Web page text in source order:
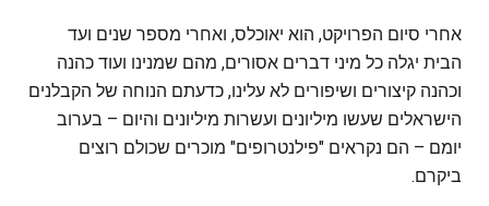
אחרי סיום הפרויקט, הוא יאוכלס, ואחרי מספר שנים ועד
הבית יגלה כל מיני דברים אסורים, מהם שמנינו ועוד כהנה
וכהנה קיצורים ושיפורים לא עלינו, כדעתם הנוחה של הקבלנים
הישראלים שעשו מיליונים ועשרות מיליונים והיום – בערוב
יומם – הם נקראים "פילנטרופים" מוכרים שכולם רוצים
ביקרם.